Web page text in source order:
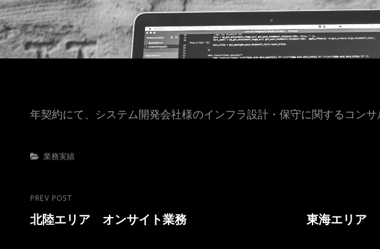
年契約にて、システム開発会社様のインフラ設計・保守に関するコン
Categories
業務実績
投
稿
Previous
Post
PREV POST
北陸エリア オンサイト業務
Post
東海エリア